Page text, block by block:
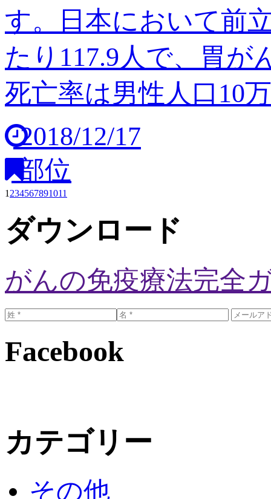
す。日本において前
たり117.9人で、胃が
死亡率は男性人口10
2018/12/17
部位
1 234567891011
ダウンロード
がんの免疫療法完全
Facebook
カテゴリー
その他